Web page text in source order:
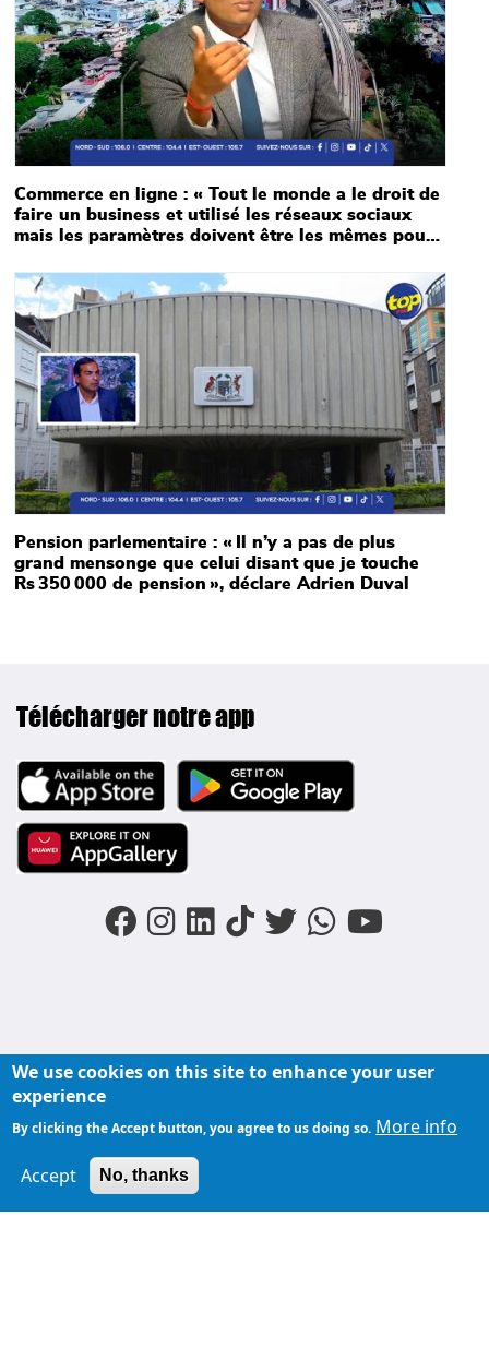
Commerce en ligne : « Tout le monde a le droit de
faire un business et utilisé les réseaux sociaux
mais les paramètres doivent être les mêmes pour
Main picture
Pension parlementaire : « Il n’y a pas de plus
grand mensonge que celui disant que je touche
Rs 350 000 de pension », déclare Adrien Duval
Télécharger notre app
Image Image
Image
FOOTER MENU
Liens du moments
TopFM en direct
Nos podcasts Liens groupe
Liens Utiles
We use cookies on this site to enhance your user
experience
By clicking the Accept button, you agree to us doing so. More info
Accept No, thanks